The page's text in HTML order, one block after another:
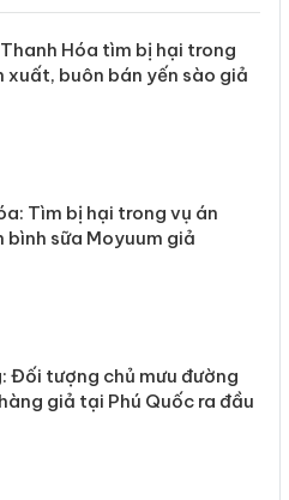
giả
đầu
Lào Cai xử
mại trong
Hưng Yên:
hàng giả
Cà Mau:
ngàn sản